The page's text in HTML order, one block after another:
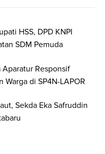
HSS, DPD KNPI
SDM Pemuda
Responsif
di SP4N-LAPOR
Sekda Eka Safruddin